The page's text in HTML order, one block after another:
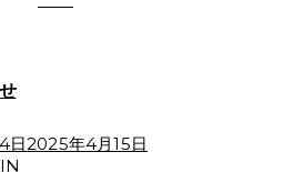
日2025年4月15日